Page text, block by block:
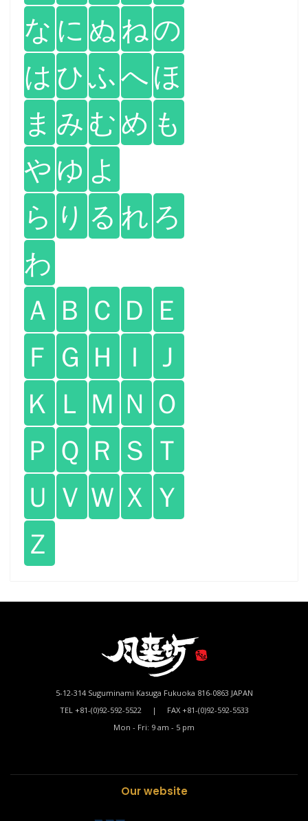
な に ぬ ねの
は ひふへほ
ま み むめ も
や ゆ よ
ら り る れ ろ
わ
Ａ Ｂ Ｃ Ｄ Ｅ
Ｆ Ｇ Ｈ Ｉ
Ｊ
Ｋ Ｌ Ｍ Ｎ Ｏ
Ｐ Ｑ Ｒ Ｓ Ｔ
Ｕ Ｖ Ｗ Ｘ Ｙ
Ｚ
5-12-314 Suguminami Kasuga Fukuoka 816-0863 JAPAN
TEL +81-(0)92-592-5522 | FAX +81-(0)92-592-5533
Mon - Fri: 9 am - 5 pm
Our website